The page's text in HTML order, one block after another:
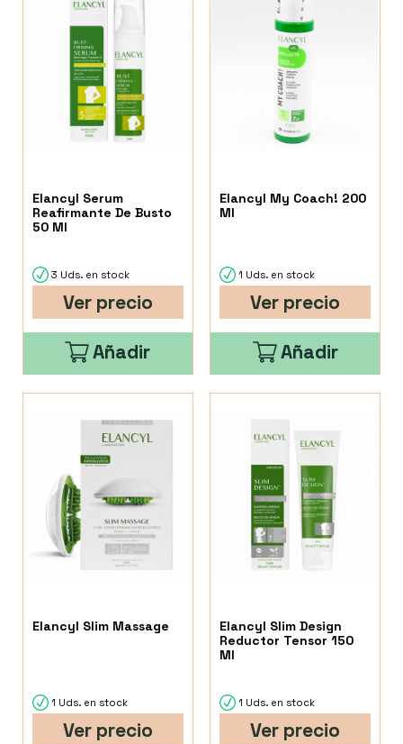
Elancyl Serum
Reafirmante De Busto
50 Ml
3 Uds. en stock
Ver precio
Añadir
Elancyl My Coach! 200
Ml
1 Uds. en stock
Ver precio
Añadir
Elancyl Slim Massage
1 Uds. en stock
Ver precio
Elancyl Slim Design
Reductor Tensor 150
Ml
1 Uds. en stock
Ver precio